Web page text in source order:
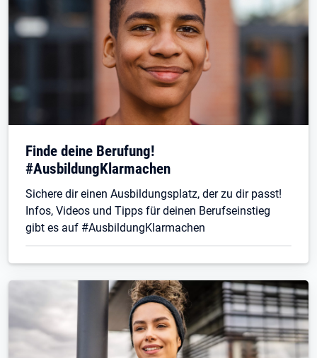
Finde deine Berufung!
#AusbildungKlarmachen
Sichere dir einen Ausbildungsplatz, der zu dir passt!
Infos, Videos und Tipps für deinen Berufseinstieg
gibt es auf #AusbildungKlarmachen